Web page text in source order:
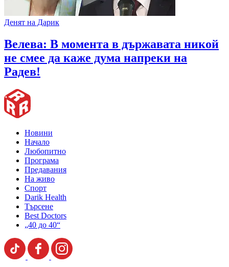
Денят на Дарик
Велева: В момента в държавата никой
не смее да каже дума напреки на
Радев!
Новини
Начало
Любопитно
Програма
Предавания
На живо
Спорт
Darik Health
Търсене
Best Doctors
„40 до 40“